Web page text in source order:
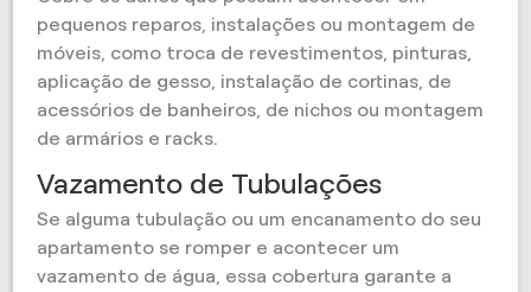
pequenos reparos, instalações ou montagem de
móveis, como troca de revestimentos, pinturas,
aplicação de gesso, instalação de cortinas, de
acessórios de banheiros, de nichos ou montagem
de armários e racks.
Vazamento de Tubulações
Se alguma tubulação ou um encanamento do seu
apartamento se romper e acontecer um
vazamento de água, essa cobertura garante a